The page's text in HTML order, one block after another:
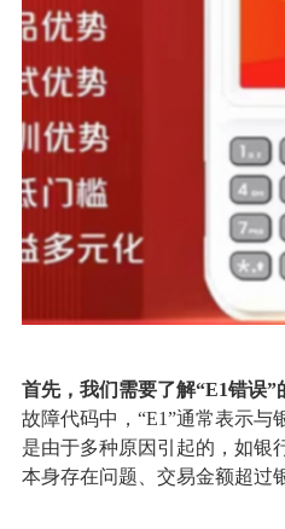
首先，我们需要了解“E1错误”
故障代码中，“E1”通常表示与
是由于多种原因引起的，如银
本身存在问题、交易金额超过